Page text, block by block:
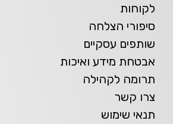
לקוחות
סיפורי הצלחה
שותפים עסקיים
אבטחת מידע ואיכות
תרומה לקהילה
צרו קשר
תנאי שימוש